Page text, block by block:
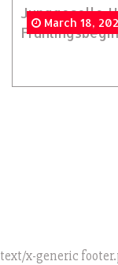
Junggeselle
March 18,
text/x-generic